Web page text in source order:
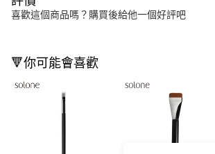
喜歡這個商品嗎？購買後給他一個好評吧
🔻你可能會喜歡